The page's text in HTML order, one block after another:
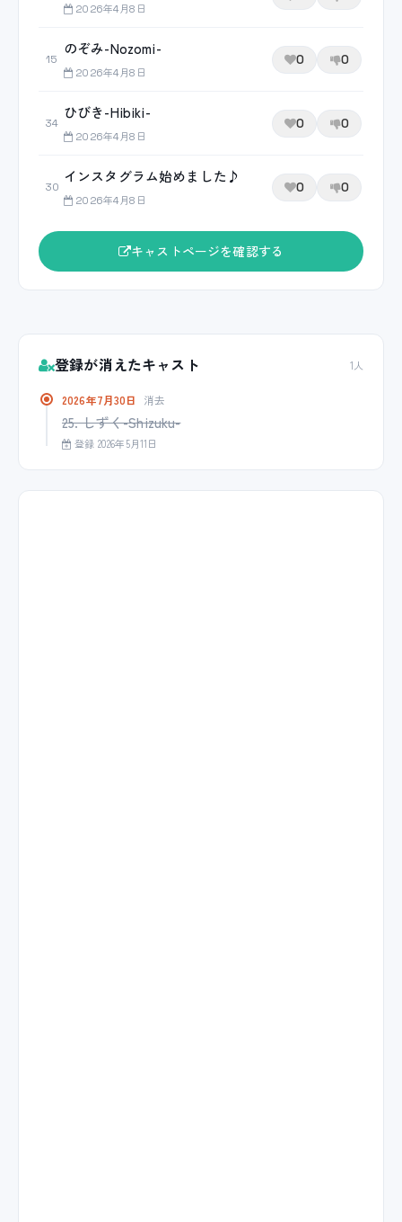
2026年4月8日
15
のぞみ-Nozomi-
2026年4月8日
0 0
34
ひびき-Hibiki-
2026年4月8日
0 0
30
インスタグラム始めました♪
2026年4月8日
0 0
キャストページを確認する
登録が消えたキャスト 1人
2026年7月30日 消去
25. しずく-Shizuku-
登録 2026年5月11日